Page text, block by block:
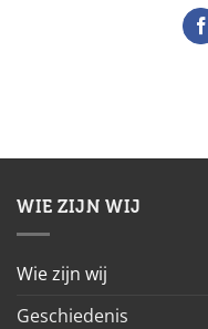
WIE ZIJN WIJ
Wie zijn wij
Geschiedenis